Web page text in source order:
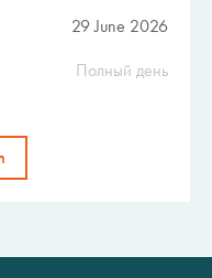
29 June 2026
Полный день